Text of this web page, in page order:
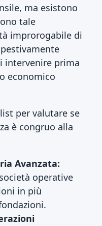
ma esistono
tale
improrogabile di
intervenire prima
economico
per valutare se
è congruo alla
Avanzata:
operative
in più